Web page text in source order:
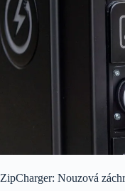
ZipCharger: Nouzová